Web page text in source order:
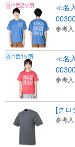
≪名
参考入
≪名
参考入
[クロ
参考入